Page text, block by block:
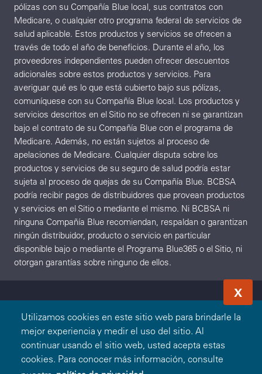
Utilizamos cookies en este sitio web para brindarle la
mejor experiencia y medir el uso del sitio. Al
continuar usando el sitio web, usted acepta estas
cookies. Para conocer más información, consulte
X
pólizas con su Compañía Blue local, sus contratos con
Medicare, o cualquier otro programa federal de servicios de
salud aplicable. Estos productos y servicios se ofrecen a
través de todo el año de beneficios. Durante el año, los
proveedores independientes pueden ofrecer descuentos
adicionales sobre estos productos y servicios. Para
averiguar qué es lo que está cubierto bajo sus pólizas,
comuníquese con su Compañía Blue local. Los productos y
servicios descritos en el Sitio no se ofrecen ni se garantizan
bajo el contrato de su Compañía Blue con el programa de
Medicare. Además, no están sujetos al proceso de
apelaciones de Medicare. Cualquier disputa sobre los
productos y servicios de su seguro de salud podría estar
sujeta al proceso de quejas de su Compañía Blue. BCBSA
podría recibir pagos de distribuidores que provean productos
y servicios en el Sitio o mediante el mismo. Ni BCBSA ni
ninguna Compañía Blue recomiendan, respaldan o garantizan
ningún distribuidor, producto o servicio en particular
disponible bajo o mediante el Programa Blue365 o el Sitio, ni
otorgan garantías sobre ninguno de ellos.